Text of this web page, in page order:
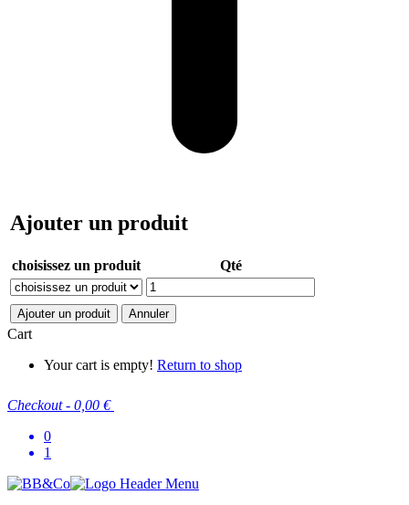
Ajouter un produit
choisissez un produit Qté
Ajouter un produit Annuler
Cart
Your cart is empty! Return to shop
Checkout - 0,00 €
0
1